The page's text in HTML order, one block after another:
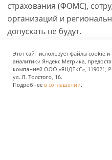
страхования (ФОМС),
организаций и
допускать не будут.
ПОДЕЛИТЬСЯ
Этот сайт использует файлы cookie и
аналитики Яндекс Метрика,
компанией ООО «ЯНДЕКС», 119021,
ул. Л. Толстого, 16.
Подробнее в соглашении.